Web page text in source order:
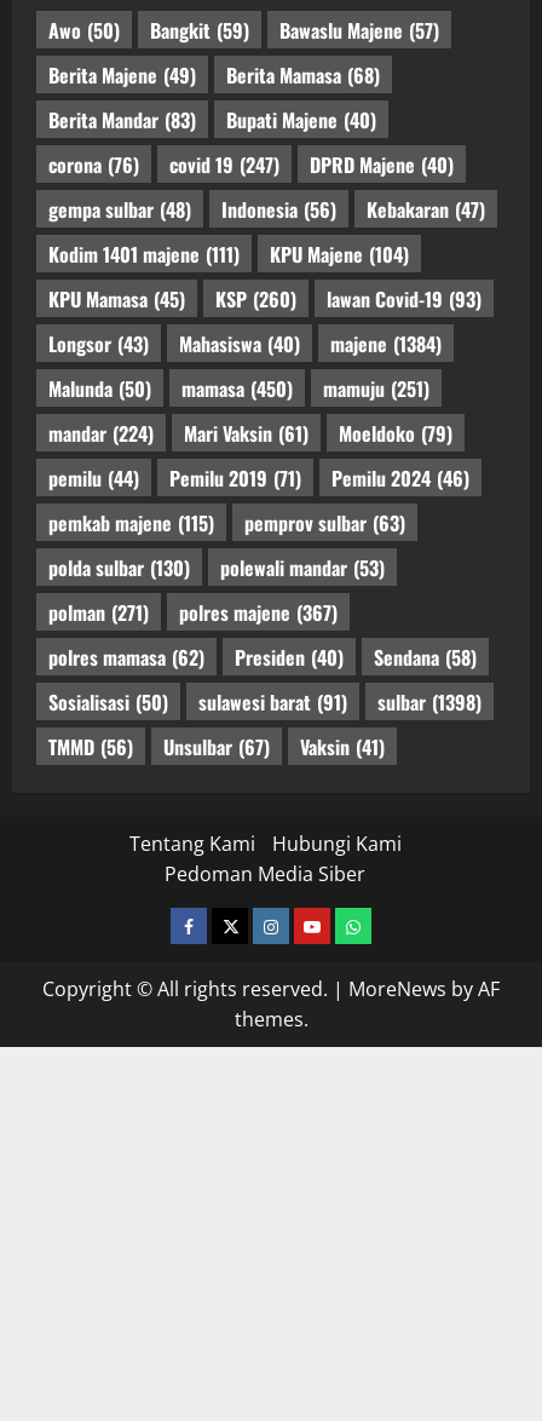
Awo (50) Bangkit (59) Bawaslu Majene (57)
Berita Majene (49) Berita Mamasa (68)
Berita Mandar (83) Bupati Majene (40)
corona (76) covid 19 (247) DPRD Majene (40)
gempa sulbar (48) Indonesia (56) Kebakaran (47)
Kodim 1401 majene (111) KPU Majene (104)
KPU Mamasa (45) KSP (260) lawan Covid-19 (93)
Longsor (43) Mahasiswa (40) majene (1384)
Malunda (50) mamasa (450) mamuju (251)
mandar (224) Mari Vaksin (61) Moeldoko (79)
pemilu (44) Pemilu 2019 (71) Pemilu 2024 (46)
pemkab majene (115) pemprov sulbar (63)
polda sulbar (130) polewali mandar (53)
polman (271) polres majene (367)
polres mamasa (62) Presiden (40) Sendana (58)
Sosialisasi (50) sulawesi barat (91) sulbar (1398)
TMMD (56) Unsulbar (67) Vaksin (41)
Tentang Kami
Hubungi Kami
Pedoman Media Siber
facebooktwitterinstagram.com
youtubewhatsapp
Copyright © All rights reserved. | MoreNews by AF
themes.